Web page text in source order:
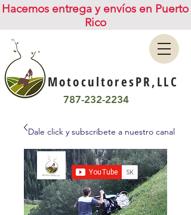
Hacemos entrega y envíos en Puerto
Rico
MotocultoresPR,LLC
787-232-2234
Dale click y subscríbete a nuestro canal